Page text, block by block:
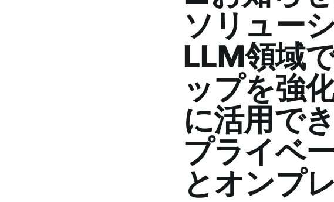
ソリュー
LLM領域
ップを強
に活用で
プライベ
とオンプ